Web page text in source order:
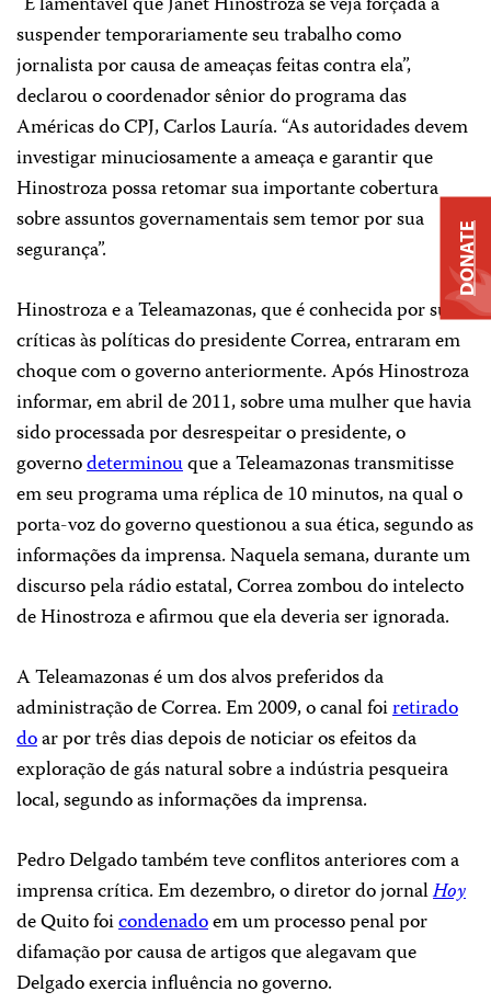
suspender temporariamente seu trabalho como
jornalista por causa de ameaças feitas contra ela”,
declarou o coordenador sênior do programa das
Américas do CPJ, Carlos Lauría. “As autoridades devem
investigar minuciosamente a ameaça e garantir que
Hinostroza possa retomar sua importante cobertura
sobre assuntos governamentais sem temor por sua
segurança”.
Hinostroza e a Teleamazonas, que é conhecida por suas
críticas às políticas do presidente Correa, entraram em
choque com o governo anteriormente. Após Hinostroza
informar, em abril de 2011, sobre uma mulher que havia
sido processada por desrespeitar o presidente, o
governodeterminouque a Teleamazonas transmitisse
em seu programa uma réplica de 10 minutos, na qual o
porta-voz do governo questionou a sua ética, segundo as
informações da imprensa. Naquela semana, durante um
discurso pela rádio estatal, Correa zombou do intelecto
de Hinostroza e afirmou que ela deveria ser ignorada.
A Teleamazonas é um dos alvos preferidos da
administração de Correa. Em 2009, o canal foiretirado
doar por três dias depois de noticiar os efeitos da
exploração de gás natural sobre a indústria pesqueira
local, segundo as informações da imprensa.
Pedro Delgado também teve conflitos anteriores com a
imprensa crítica. Em dezembro, o diretor do jornalHoy
de Quito foicondenadoem um processo penal por
difamação por causa de artigos que alegavam que
Delgado exercia influência no governo.
DONATE